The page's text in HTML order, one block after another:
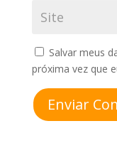
Salvar meus
próxima vez que
Enviar